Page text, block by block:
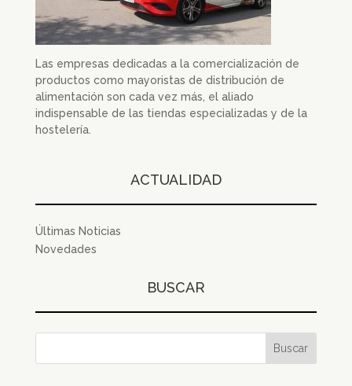
Las empresas dedicadas a la comercialización de
productos como mayoristas de distribución de
alimentación son cada vez más, el aliado
indispensable de las tiendas especializadas y de la
hostelería.
ACTUALIDAD
Últimas Noticias
Novedades
BUSCAR